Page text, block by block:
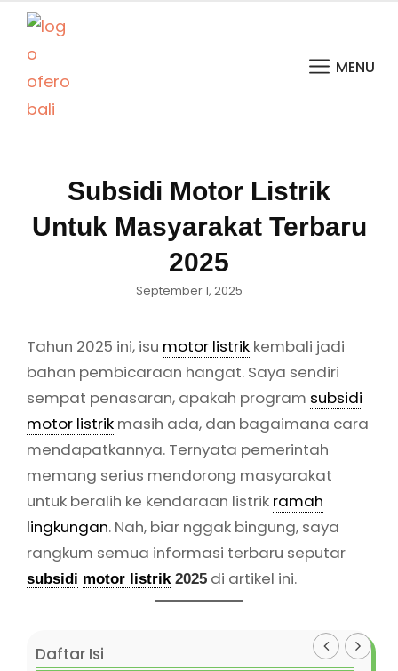
MENU
Subsidi Motor Listrik
Untuk Masyarakat Terbaru
2025
Posted
September 1, 2025
Tahun 2025 ini, isu motor listrik kembali jadi
bahan pembicaraan hangat. Saya sendiri
sempat penasaran, apakah program subsidi
motor listrik masih ada, dan bagaimana cara
mendapatkannya. Ternyata pemerintah
memang serius mendorong masyarakat
untuk beralih ke kendaraan listrik ramah
lingkungan. Nah, biar nggak bingung, saya
rangkum semua informasi terbaru seputar
subsidi motor listrik2025 di artikel ini.
Daftar Isi